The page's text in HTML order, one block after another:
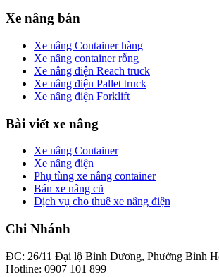
Xe nâng bán
Xe nâng Container hàng
Xe nâng container rỗng
Xe nâng điện Reach truck
Xe nâng điện Pallet truck
Xe nâng điện Forklift
Bài viết xe nâng
Xe nâng Container
Xe nâng điện
Phụ tùng xe nâng container
Bán xe nâng cũ
Dịch vụ cho thuê xe nâng điện
Chi Nhánh
ĐC: 26/11 Đại lộ Bình Dương, Phường Bình
Hotline: 0907 101 899